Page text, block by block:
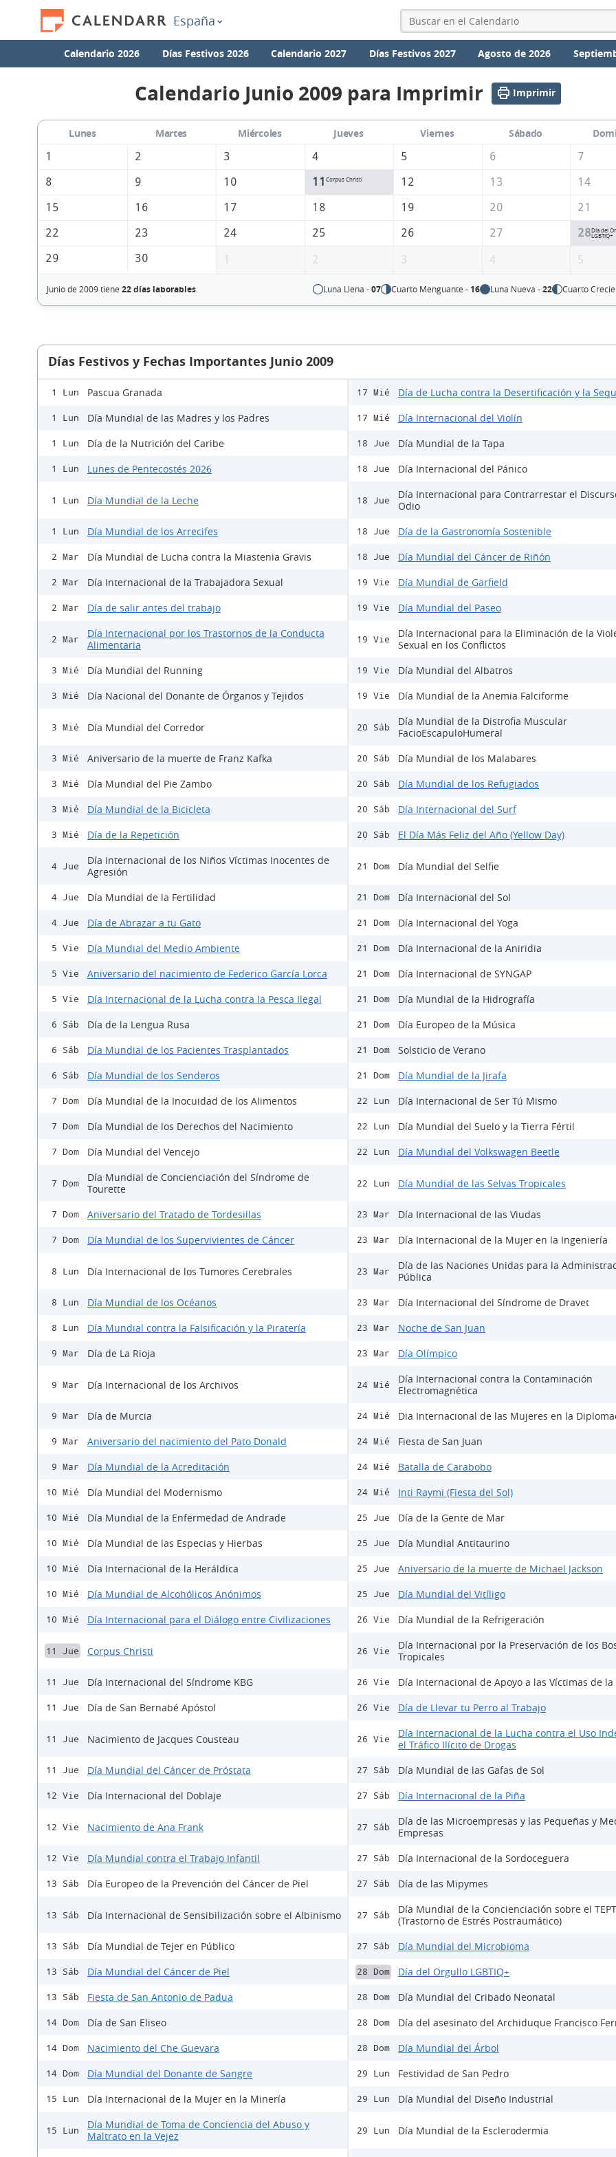
España
Calendario 2026 Días Festivos 2026 Calendario 2027 Días Festivos 2027 Agosto de 2026
Calendario Junio 2009 para Imprimir Imprimir
Lunes Martes Miércoles Jueves Viernes Sábado
1
2 3 4 5 6
7
8
9 10 11 Corpus Christi 12 13
14
15
16 17 18 19 20
21
22
23 24 25 26 27 28Día del
LGBTIQ+
29 30 1 2 3 4 5
Junio de 2009 tiene 22 días laborables. Luna Llena -07 Cuarto Menguante - 16 Luna Nueva -22 Cuarto
Días Festivos y Fechas Importantes Junio 2009
1 Lun Pascua Granada
1 Lun Día Mundial de las Madres y los Padres
1 Lun Día de la Nutrición del Caribe
1 Lun Lunes de Pentecostés 2026
1 Lun Día Mundial de la Leche
1 Lun Día Mundial de los Arrecifes
2 Mar Día Mundial de Lucha contra la Miastenia Gravis
2 Mar Día Internacional de la Trabajadora Sexual
2 Mar Día de salir antes del trabajo
2 Mar
Día Internacional por los Trastornos de la Conducta
Alimentaria
3 Mié Día Mundial del Running
3 Mié Día Nacional del Donante de Órganos y Tejidos
3 Mié Día Mundial del Corredor
3 Mié Aniversario de la muerte de Franz Kafka
3 Mié Día Mundial del Pie Zambo
3 Mié Día Mundial de la Bicicleta
3 Mié Día de la Repetición
4 Jue
Día Internacional de los Niños Víctimas Inocentes de
Agresión
4 Jue Día Mundial de la Fertilidad
4 Jue Día de Abrazar a tu Gato
5 Vie Día Mundial del Medio Ambiente
5 Vie Aniversario del nacimiento de Federico García Lorca
5 Vie Día Internacional de la Lucha contra la Pesca Ilegal
6 Sáb Día de la Lengua Rusa
6 Sáb Día Mundial de los Pacientes Trasplantados
6 Sáb Día Mundial de los Senderos
7 Dom Día Mundial de la Inocuidad de los Alimentos
7 Dom Día Mundial de los Derechos del Nacimiento
7 Dom Día Mundial del Vencejo
7 Dom
Día Mundial de Concienciación del Síndrome de
Tourette
7 Dom Aniversario del Tratado de Tordesillas
7 Dom Día Mundial de los Supervivientes de Cáncer
8 Lun Día Internacional de los Tumores Cerebrales
8 Lun Día Mundial de los Océanos
8 Lun Día Mundial contra la Falsificación y la Piratería
9 Mar Día de La Rioja
9 Mar Día Internacional de los Archivos
9 Mar Día de Murcia
9 Mar Aniversario del nacimiento del Pato Donald
9 Mar Día Mundial de la Acreditación
10 Mié Día Mundial del Modernismo
10 Mié Día Mundial de la Enfermedad de Andrade
10 Mié Día Mundial de las Especias y Hierbas
10 Mié Día Internacional de la Heráldica
10 Mié Día Mundial de Alcohólicos Anónimos
10 Mié Día Internacional para el Diálogo entre Civilizaciones
11 Jue Corpus Christi
11 Jue Día Internacional del Síndrome KBG
11 Jue Día de San Bernabé Apóstol
11 Jue Nacimiento de Jacques Cousteau
11 Jue Día Mundial del Cáncer de Próstata
12 Vie Día Internacional del Doblaje
12 Vie Nacimiento de Ana Frank
12 Vie Día Mundial contra el Trabajo Infantil
13 Sáb Día Europeo de la Prevención del Cáncer de Piel
13 Sáb Día Internacional de Sensibilización sobre el Albinismo
13 Sáb Día Mundial de Tejer en Público
13 Sáb Día Mundial del Cáncer de Piel
13 Sáb Fiesta de San Antonio de Padua
14 Dom Día de San Eliseo
14 Dom Nacimiento del Che Guevara
14 Dom Día Mundial del Donante de Sangre
15 Lun Día Internacional de la Mujer en la Minería
15 Lun
Día Mundial de Toma de Conciencia del Abuso y
Maltrato en la Vejez
17 Mié Día de Lucha contra la Desertificación y la
17 Mié Día Internacional del Violín
18 Jue Día Mundial de la Tapa
18 Jue Día Internacional del Pánico
18 Jue
Día Internacional para Contrarrestar el
Odio
18 Jue Día de la Gastronomía Sostenible
18 Jue Día Mundial del Cáncer de Riñón
19 Vie Día Mundial de Garfield
19 Vie Día Mundial del Paseo
19 Vie
Día Internacional para la Eliminación de la
Sexual en los Conflictos
19 Vie Día Mundial del Albatros
19 Vie Día Mundial de la Anemia Falciforme
20 Sáb
Día Mundial de la Distrofia Muscular
FacioEscapuloHumeral
20 Sáb Día Mundial de los Malabares
20 Sáb Día Mundial de los Refugiados
20 Sáb Día Internacional del Surf
20 Sáb El Día Más Feliz del Año (Yellow Day)
21 Dom Día Mundial del Selfie
21 Dom Día Internacional del Sol
21 Dom Día Internacional del Yoga
21 Dom Día Internacional de la Aniridia
21 Dom Día Internacional de SYNGAP
21 Dom Día Mundial de la Hidrografía
21 Dom Día Europeo de la Música
21 Dom Solsticio de Verano
21 Dom Día Mundial de la Jirafa
22 Lun Día Internacional de Ser Tú Mismo
22 Lun Día Mundial del Suelo y la Tierra Fértil
22 Lun Día Mundial del Volkswagen Beetle
22 Lun Día Mundial de las Selvas Tropicales
23 Mar Día Internacional de las Viudas
23 Mar Día Internacional de la Mujer en la Ingeniería
23 Mar
Día de las Naciones Unidas para la
Pública
23 Mar Día Internacional del Síndrome de Dravet
23 Mar Noche de San Juan
23 Mar Día Olímpico
24 Mié
Día Internacional contra la Contaminación
Electromagnética
24 Mié Dia Internacional de las Mujeres en la
24 Mié Fiesta de San Juan
24 Mié Batalla de Carabobo
24 Mié Inti Raymi (Fiesta del Sol)
25 Jue Día de la Gente de Mar
25 Jue Día Mundial Antitaurino
25 Jue Aniversario de la muerte de Michael Jackson
25 Jue Día Mundial del Vitíligo
26 Vie Día Mundial de la Refrigeración
26 Vie
Día Internacional por la Preservación de los
Tropicales
26 Vie Día Internacional de Apoyo a las Víctimas de la
26 Vie Día de Llevar tu Perro al Trabajo
26 Vie
Día Internacional de la Lucha contra el Uso
el Tráfico Ilícito de Drogas
27 Sáb Día Mundial de las Gafas de Sol
27 Sáb Día Internacional de la Piña
27 Sáb
Día de las Microempresas y las Pequeñas y
Empresas
27 Sáb Día Internacional de la Sordoceguera
27 Sáb Día de las Mipymes
27 Sáb
Día Mundial de la Concienciación sobre el TEPT
(Trastorno de Estrés Postraumático)
27 Sáb Día Mundial del Microbioma
28 Dom Día del Orgullo LGBTIQ+
28 Dom Día Mundial del Cribado Neonatal
28 Dom Día del asesinato del Archiduque Francisco
28 Dom Día Mundial del Árbol
29 Lun Festividad de San Pedro
29 Lun Día Mundial del Diseño Industrial
29 Lun Día Mundial de la Esclerodermia